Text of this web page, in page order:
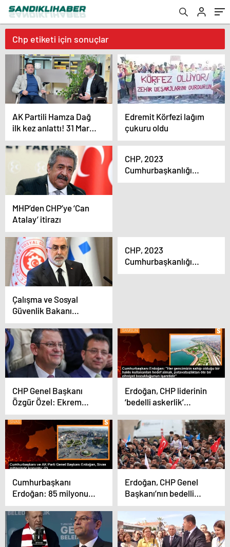
Chp etiketi için sonuçlar
AK Partili Hamza Dağ
ilk kez anlattı! 31 Mart
seçimleri sonrası ilk
MYK’da ne oldu?
Edremit Körfezi lağım
çukuru oldu
MHP’den CHP’ye ‘Can
Atalay’ itirazı
CHP, 2023
Cumhurbaşkanlığı
seçimlerinde aday
Çalışma ve Sosyal
Güvenlik Bakanı
Işıkhan: CHP nedeniyle
kamu görevlerinin
aylıkları 345 TL
azalacak
CHP, 2023
Cumhurbaşkanlığı
seçimlerinde aday
CHP Genel Başkanı
Özgür Özel: Ekrem
İmamoğlu’nun
Cumhurbaşkanı Adayı
Olması İçin Üzerime
Düşeni Yaparım
Erdoğan, CHP liderinin
‘bedelli askerlik’
açıklamasına tepki
gösterdi
Cumhurbaşkanı
Erdoğan: 85 milyonun
tamamının başımızın
üzerinde yeri vardır
Erdoğan, CHP Genel
Başkanı’nın bedelli
askerlik açıklamasını
eleştirdi